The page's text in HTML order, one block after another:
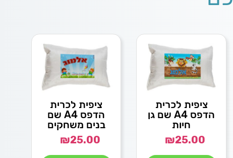
ציפית לכרית
הדפס A4 שם גן
חיות
₪25.00
ציפית לכרית
הדפס A4 שם
בנים משחקים
₪25.00